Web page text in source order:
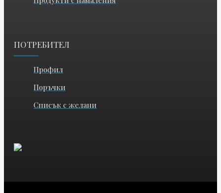
ПОТРЕБИТЕЛ
Профил
Поръчки
Списък с желани